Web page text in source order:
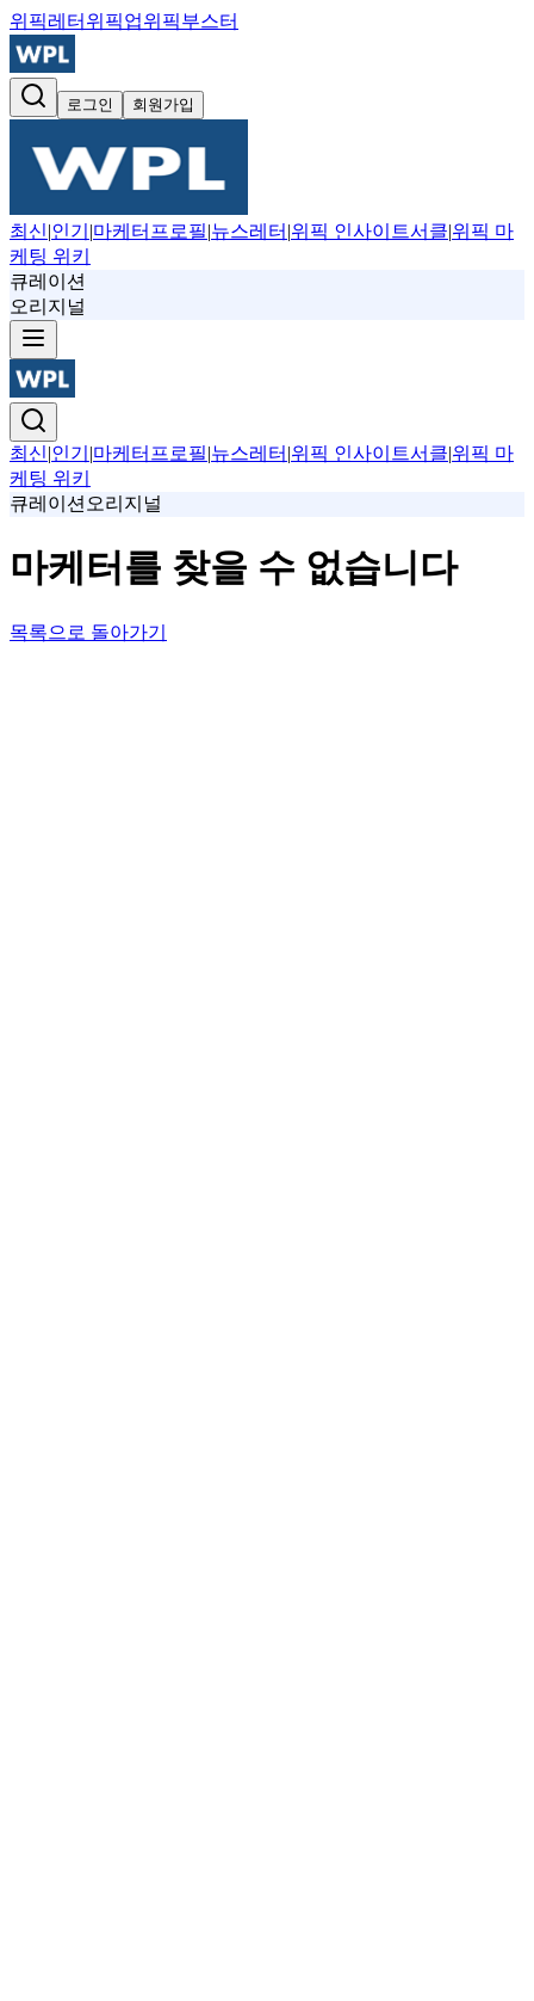
위픽레터 위픽업위픽부스터
로그인 회원가입
최신|인기 |마케터프로필|뉴스레터 |위픽 인사이트서클|위픽 마
케팅 위키
큐레이션
오리지널
최신|인기 |마케터프로필|뉴스레터 |위픽 인사이트서클|위픽 마
케팅 위키
큐레이션 오리지널
마케터를 찾을 수 없습니다
목록으로 돌아가기